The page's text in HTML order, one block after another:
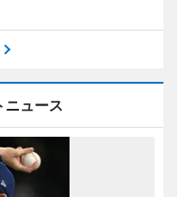
ニュース